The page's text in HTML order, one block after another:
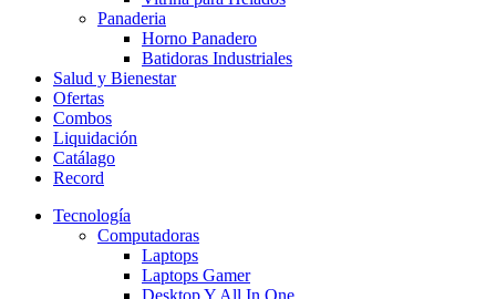
Panaderia
Horno Panadero
Batidoras Industriales
Salud y Bienestar
Ofertas
Combos
Liquidación
Catálago
Record
Tecnología
Computadoras
Laptops
Laptops Gamer